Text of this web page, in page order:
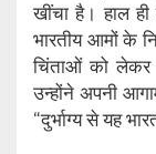
खींचा है। हाल ही
भारतीय आमों के
चिंताओं को लेकर
उन्होंने अपनी
“दुर्भाग्य से यह